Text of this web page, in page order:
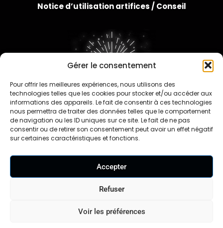
Gérer le consentement
Pour offrir les meilleures expériences, nous utilisons des
technologies telles que les cookies pour stocker et/ou accéder aux
informations des appareils. Le fait de consentir à ces technologies
nous permettra de traiter des données telles que le comportement
de navigation ou les ID uniques sur ce site. Le fait de ne pas
consentir ou de retirer son consentement peut avoir un effet négatif
sur certaines caractéristiques et fonctions.
Accepter
Refuser
Voir les préférences
Notice d’utilisation artifices /Conseil
FAQ
Contact
Travaillons ensemble
Nos revendeurs
Mentions légales|CGV|CGU|Formulaire de